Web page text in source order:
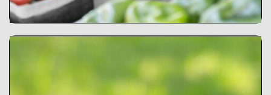
Net